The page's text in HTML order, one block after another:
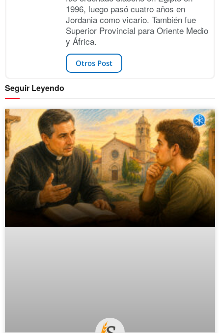
1996, luego pasó cuatro años en
Jordania como vicario. También fue
Superior Provincial para Oriente Medio
y África.
Otros Post
Seguir Leyendo